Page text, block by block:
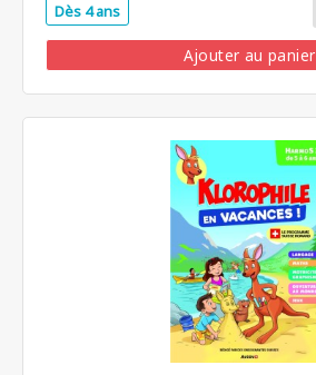
Dès 4 ans
Ajouter au panier